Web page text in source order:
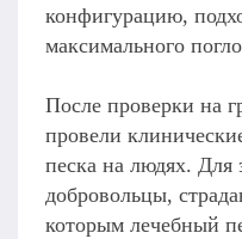
конфигурацию,
максимального
После проверки на
провели
песка на людях.
добровольцы,
которым лечебный